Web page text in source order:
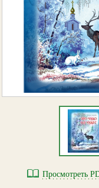
Просмотреть